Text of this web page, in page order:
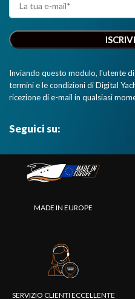
Inviando questo modulo, l'utente
termini e le condizioni di Digital
ricezione di e-mail in qualsiasi
Seguici su:
MADE IN EUROPE
SERVIZIO CLIENTI ECCELLENTE